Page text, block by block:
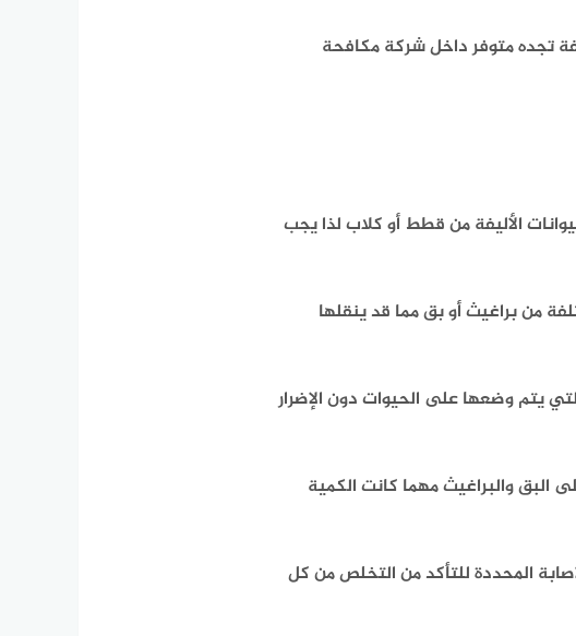
تجده متوفر داخل شركة مكافحة
الأليفة من قطط أو كلاب لذا يجب
من براغيث أو بق مما قد ينقلها
يتم وضعها على الحيوات دون الإضرار
البق والبراغيث مهما كانت الكمية
المحددة للتأكد من التخلص من كل